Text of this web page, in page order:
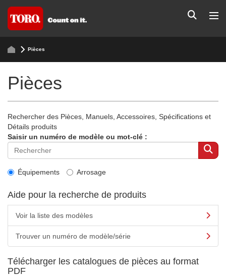
Pièces
Pièces
Rechercher des Pièces, Manuels, Accessoires, Spécifications et
Détails produits
Saisir un numéro de modèle ou mot-clé :
Équipements Arrosage
Aide pour la recherche de produits
Voir la liste des modèles
Trouver un numéro de modèle/série
Télécharger les catalogues de pièces au format
PDF